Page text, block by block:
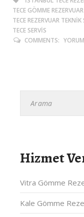
TECE GÖMME
TECE REZERVUAR
TECE SERVIS
COMMENTS:
Hizmet
Vitra Gömme
Kale Gömme